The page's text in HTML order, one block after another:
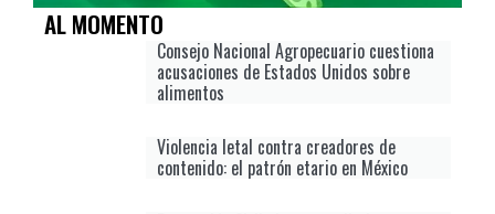
AL MOMENTO
Consejo Nacional Agropecuario cuestiona
acusaciones de Estados Unidos sobre
alimentos
Violencia letal contra creadores de
contenido: el patrón etario en México